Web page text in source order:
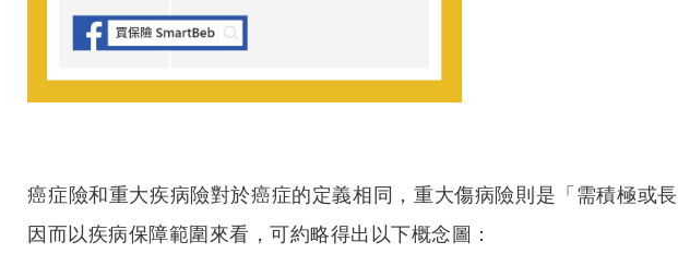
癌症險和重大疾病險對於癌症的定義相同，重大傷病險則是「需積極或
因而以疾病保障範圍來看，可約略得出以下概念圖：